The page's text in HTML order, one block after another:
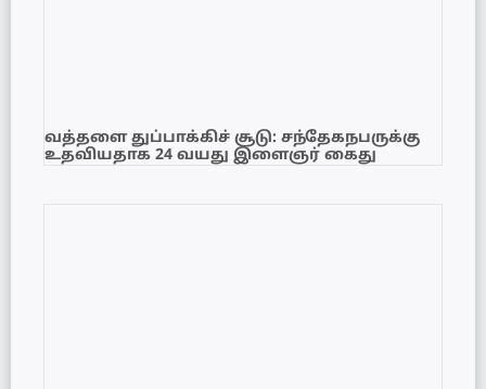
வத்தளை துப்பாக்கிச் சூடு: சந்தேகநபருக்கு
உதவியதாக 24 வயது இளைஞர் கைது